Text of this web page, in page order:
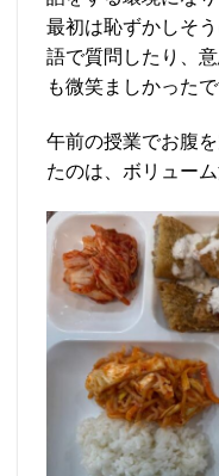
最初は恥ずかしそ
語で質問したり、
も微笑ましかったで
午前の授業でお腹
たのは、ボリュー